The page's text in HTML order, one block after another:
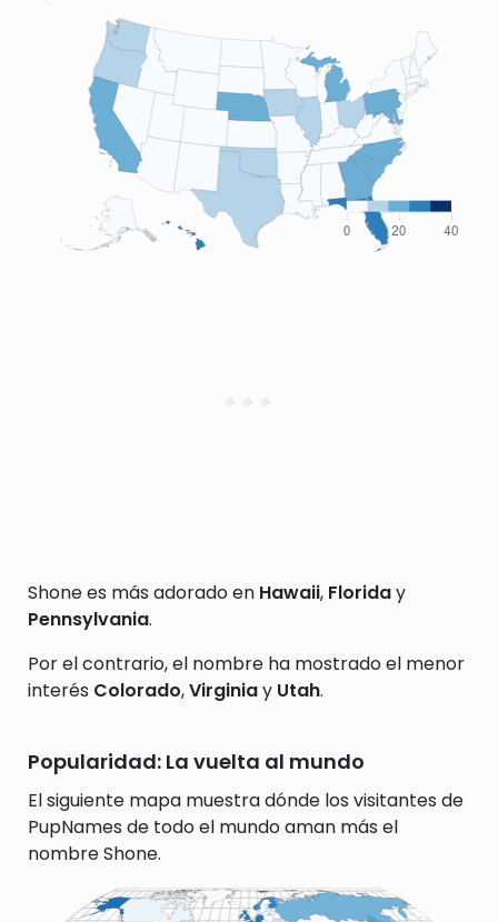
Shone es más adorado en Hawaii, Floriday
Pennsylvania.
Por el contrario, el nombre ha mostrado el menor
interés Colorado,Virginiay Utah.
Popularidad: La vuelta al mundo
El siguiente mapa muestra dónde los visitantes de
PupNames de todo el mundo aman más el
nombre Shone.